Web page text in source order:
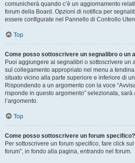
comunicherà quando c’è un aggiornamento
forum della Board. Opzioni di notifica per
essere configurate nel Pannello di Controllo
Top
Come posso sottoscrivere un segnalibro o un
Puoi aggiungere ai segnalibri o sottoscrivere un
sul collegamento appropriato nel menu a tendina
situato vicino alla parte superiore e inferiore di
Rispondendo a un argomento con la voce
risponde in questo argomento” selezionata, sarà
l’argomento.
Top
Come posso sottoscrivere un forum specifico?
Per sottoscrivere un forum specifico, fare click
forum”, in fondo alla pagina, entrando nel forum.